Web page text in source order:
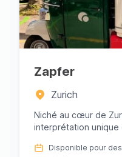
Zapfer
Zurich
Niché au cœur de
interprétation
Disponible pour